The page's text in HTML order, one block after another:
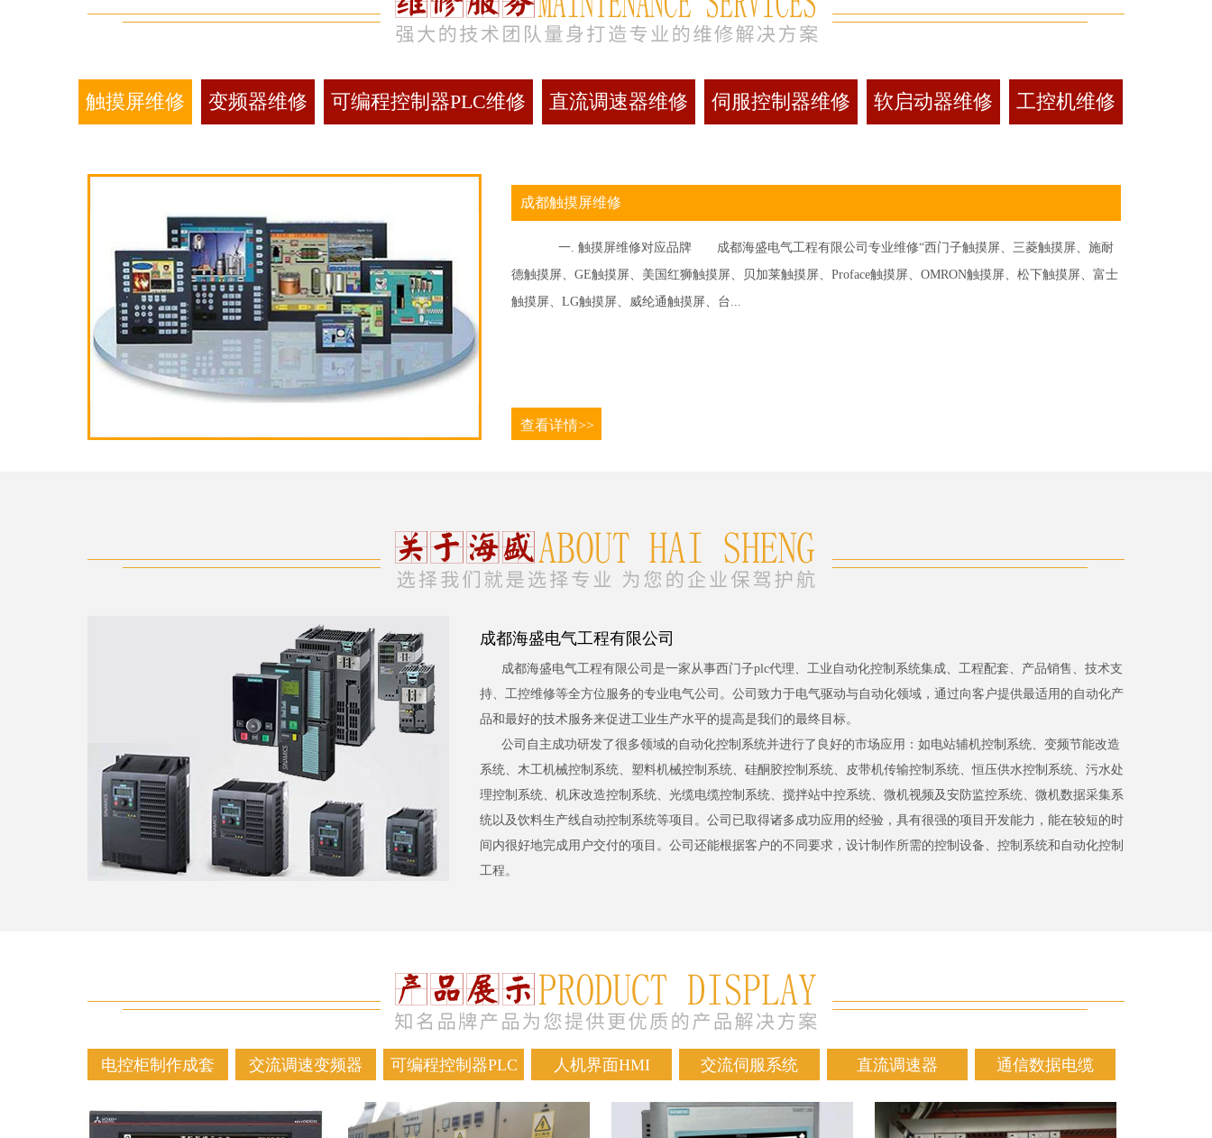
触摸屏维修 变频器维修 可编程控制器PLC维修 直流调速器维修 伺服控制器维修 软启动器维修 工控机维修
成都触摸屏维修
一. 触摸屏维修对应品牌 成都海盛电气工程有限公司专业维修“西门子触摸屏、三菱触摸屏、施耐
德触摸屏、GE触摸屏、美国红狮触摸屏、贝加莱触摸屏、Proface触摸屏、OMRON触摸屏、松下触摸屏、富士
触摸屏、LG触摸屏、威纶通触摸屏、台...
查看详情>>
成都海盛电气工程有限公司
成都海盛电气工程有限公司是一家从事西门子plc代理、工业自动化控制系统集成、工程配套、产品销售、技术支
持、工控维修等全方位服务的专业电气公司。公司致力于电气驱动与自动化领域，通过向客户提供最适用的自动化产
品和最好的技术服务来促进工业生产水平的提高是我们的最终目标。
公司自主成功研发了很多领域的自动化控制系统并进行了良好的市场应用：如电站辅机控制系统、变频节能改造
系统、木工机械控制系统、塑料机械控制系统、硅酮胶控制系统、皮带机传输控制系统、恒压供水控制系统、污水处
理控制系统、机床改造控制系统、光缆电缆控制系统、搅拌站中控系统、微机视频及安防监控系统、微机数据采集系
统以及饮料生产线自动控制系统等项目。公司已取得诸多成功应用的经验，具有很强的项目开发能力，能在较短的时
间内很好地完成用户交付的项目。公司还能根据客户的不同要求，设计制作所需的控制设备、控制系统和自动化控制
工程。
电控柜制作成套 交流调速变频器 可编程控制器PLC 人机界面HMI 交流伺服系统 直流调速器 通信数据电缆